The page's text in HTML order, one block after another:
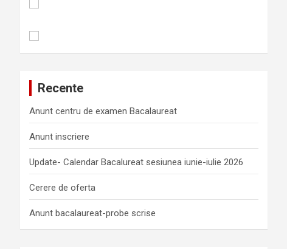
Recente
Anunt centru de examen Bacalaureat
Anunt inscriere
Update- Calendar Bacalureat sesiunea iunie-iulie 2026
Cerere de oferta
Anunt bacalaureat-probe scrise